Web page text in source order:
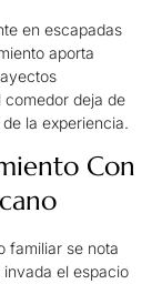
en escapadas
aporta
comedor deja de
la experiencia.
Con
familiar se nota
el espacio